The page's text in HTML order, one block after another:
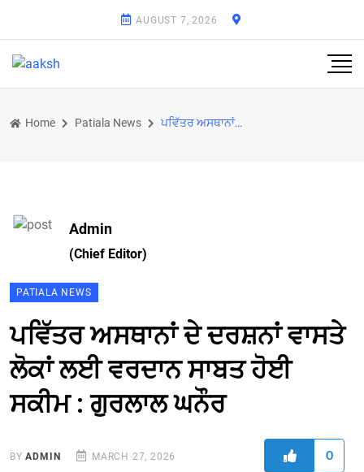
AUGUST 7, 2026
Home Patiala News ਪਵਿੱਤਰ ਅਸਥਾਨਾਂ ਦੇ ਦਰਸ਼ਨਾਂ ਵਾਸਤੇ ਲੋਕਾਂ ਲਈ ਵਰਦਾਨ ਸਾਬਤ ਹੋਈ ਸਕੀਮ : ਗੁਰਲਾਲ ਘਨੌਰ
Admin
(Chief Editor)
PATIALA NEWS
ਪਵਿੱਤਰ ਅਸਥਾਨਾਂ ਦੇ ਦਰਸ਼ਨਾਂ ਵਾਸਤੇ
ਲੋਕਾਂ ਲਈ ਵਰਦਾਨ ਸਾਬਤ ਹੋਈ
ਸਕੀਮ : ਗੁਰਲਾਲ ਘਨੌਰ
BYADMIN MARCH 27, 2026 0